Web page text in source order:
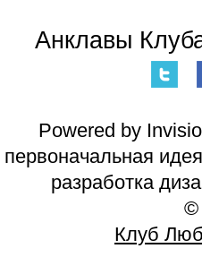
Анклавы
Powered by
первоначальная
разработка
©
Клуб